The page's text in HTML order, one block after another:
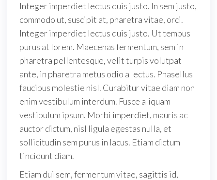
Integer imperdiet lectus quis justo. In sem justo,
commodo ut, suscipit at, pharetra vitae, orci.
Integer imperdiet lectus quis justo. Ut tempus
purus at lorem. Maecenas fermentum, sem in
pharetra pellentesque, velit turpis volutpat
ante, in pharetra metus odio a lectus. Phasellus
faucibus molestie nisl. Curabitur vitae diam non
enim vestibulum interdum. Fusce aliquam
vestibulum ipsum. Morbi imperdiet, mauris ac
auctor dictum, nisl ligula egestas nulla, et
sollicitudin sem purus in lacus. Etiam dictum
tincidunt diam.
Etiam dui sem, fermentum vitae, sagittis id,